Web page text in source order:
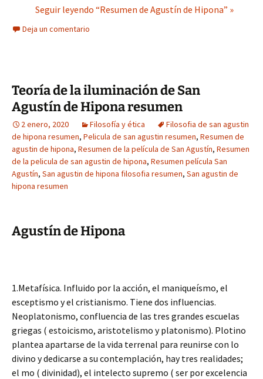
Seguir leyendo “Resumen de Agustín de Hipona” »
Deja un comentario
Teoría de la iluminación de San
Agustín de Hipona resumen
2 enero, 2020 Filosofía y ética
Filosofia de san agustin
de hipona resumen, Pelicula de san agustin resumen, Resumen de
agustin de hipona, Resumen de la película de San Agustín, Resumen
de la pelicula de san agustin de hipona, Resumen película San
Agustín, San agustin de hipona filosofia resumen, San agustin de
hipona resumen
Agustín de Hipona
1.Metafísica. Influido por la acción, el maniqueísmo, el
esceptismo y el cristianismo. Tiene dos influencias.
Neoplatonismo, confluencia de las tres grandes escuelas
griegas ( estoicismo, aristotelismo y platonismo). Plotino
plantea apartarse de la vida terrenal para reunirse con lo
divino y dedicarse a su contemplación, hay tres realidades;
el mo ( divinidad), el intelecto supremo ( ser por excelencia